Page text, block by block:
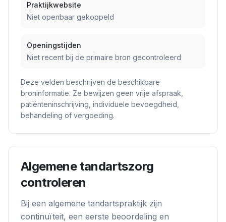
Praktijkwebsite
Niet openbaar gekoppeld
Openingstijden
Niet recent bij de primaire bron gecontroleerd
Deze velden beschrijven de beschikbare
broninformatie. Ze bewijzen geen vrije afspraak,
patiënteninschrijving, individuele bevoegdheid,
behandeling of vergoeding.
Algemene tandartszorg
controleren
Bij een algemene tandartspraktijk zijn
continuïteit, een eerste beoordeling en